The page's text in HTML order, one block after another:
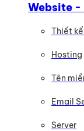
Website -
Thiết
Hosting
Tên
Email
Server